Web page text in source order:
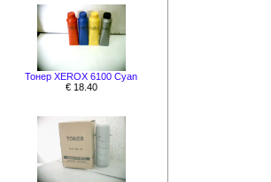
Тонер XEROX 6100 Cyan
€ 18.40